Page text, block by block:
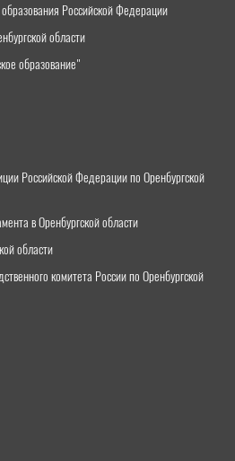
Российской Федерации
области
образование"
Российской Федерации по Оренбургской
в Оренбургской области
области
комитета России по Оренбургской